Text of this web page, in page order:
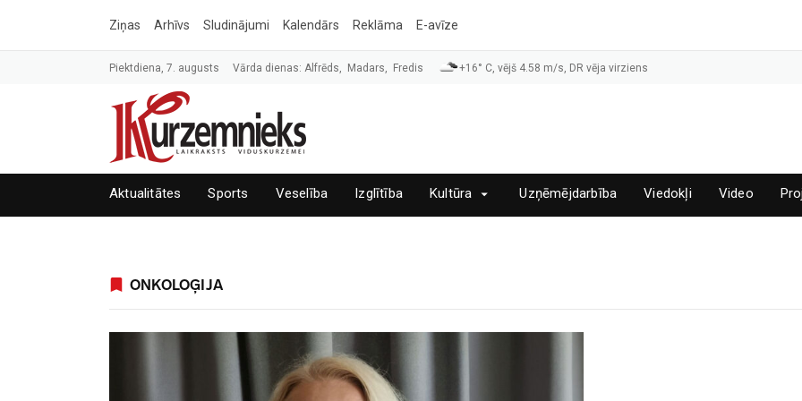
Ziņas Arhīvs Sludinājumi Kalendārs Reklāma E-avīze
Piektdiena, 7. augusts Vārda dienas: Alfrēds, Madars, Fredis +16° C, vējš 4.58 m/s, DR vēja virziens
Aktualitātes Sports Veselība Izglītība Kultūra Uzņēmējdarbība Viedokļi Video
ONKOLOĢIJA